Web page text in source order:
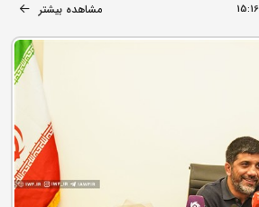
15:16 مشاهده بیشتر